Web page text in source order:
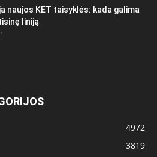
naujos KET taisyklės: kada galima
liniją
4972
3819